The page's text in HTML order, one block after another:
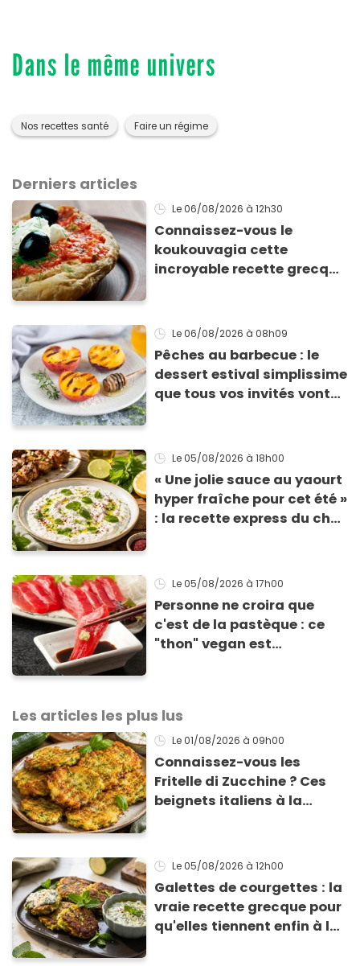
Dans le même univers
Nos recettes santé Faire un régime
Derniers articles
Le 06/08/2026 à 12h30
Connaissez-vous le
koukouvagia cette
incroyable recette grecque
Le 06/08/2026 à 08h09
Pêches au barbecue : le
dessert estival simplissime
que tous vos invités vont
Le 05/08/2026 à 18h00
« Une jolie sauce au yaourt
hyper fraîche pour cet été »
: la recette express du chef
grillades
Le 05/08/2026 à 17h00
Personne ne croira que
c'est de la pastèque : ce
"thon" vegan est
Les articles les plus lus
Le 01/08/2026 à 09h00
Connaissez-vous les
Fritelle di Zucchine ? Ces
beignets italiens à la
Le 05/08/2026 à 12h00
Galettes de courgettes : la
vraie recette grecque pour
qu'elles tiennent enfin à la